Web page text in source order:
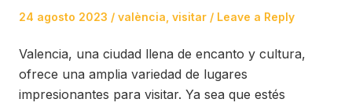
Posted
24 agosto 2023
Posted
valència visitar Leave a Reply
Valencia, una ciudad llena de encanto y cultura,
ofrece una amplia variedad de lugares
impresionantes para visitar. Ya sea que estés